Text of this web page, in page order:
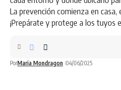
La prevención comienza en
¡Prepárate y protege a los tuyos
PorMaria Mondragon 04/06/2025